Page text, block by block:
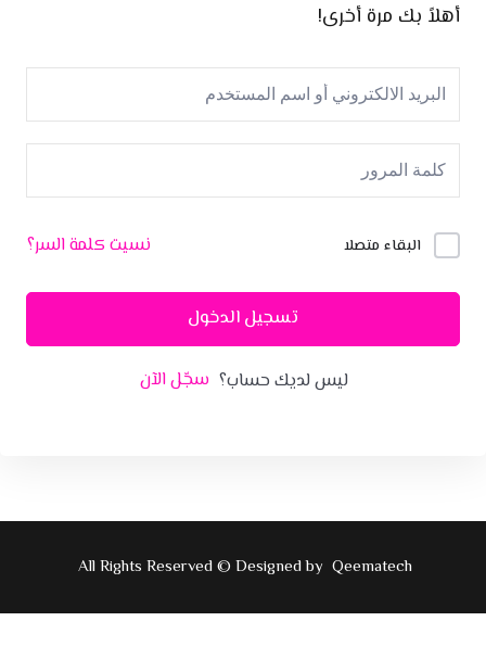
أهلاً بك مرة أخرى!
البقاء متصلا نسيت كلمة السر؟
تسجيل الدخول
ليس لديك حساب؟ سجّل الآن
All Rights Reserved © Designed by Qeematech